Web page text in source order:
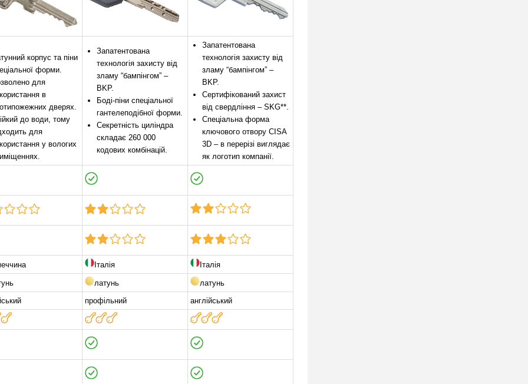
корпус та піни
форми.
для
в
дверях.
до води, тому
для
у вологих
Запатентована
технологія захисту від
зламу “бампінгом” –
BKP.
Боді-піни спеціальної
гантелеподібної форми.
Секретність циліндра
складає 260 000
кодових комбінацій.
Запатентована
технологія захисту від
зламу “бампінгом” –
BKP.
Сертифікований захист
від свердління – SKG**.
Спеціальна форма
ключового отвору CISA
3D – в перерізі виглядає
як логотип компанії.
Італія
Італія
латунь
латунь
профільний англійський